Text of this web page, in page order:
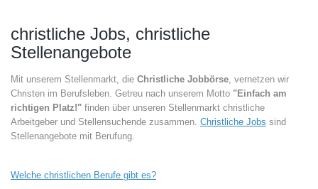
christliche Jobs, christliche
Stellenangebote
Mit unserem Stellenmarkt, die Christliche Jobbörse , vernetzen wir
Christen im Berufsleben. Getreu nach unserem Motto "Einfach am
richtigen Platz!" finden über unseren Stellenmarkt christliche
Arbeitgeber und Stellensuchende zusammen. Christliche Jobs sind
Stellenangebote mit Berufung.
Welche christlichen Berufe gibt es?